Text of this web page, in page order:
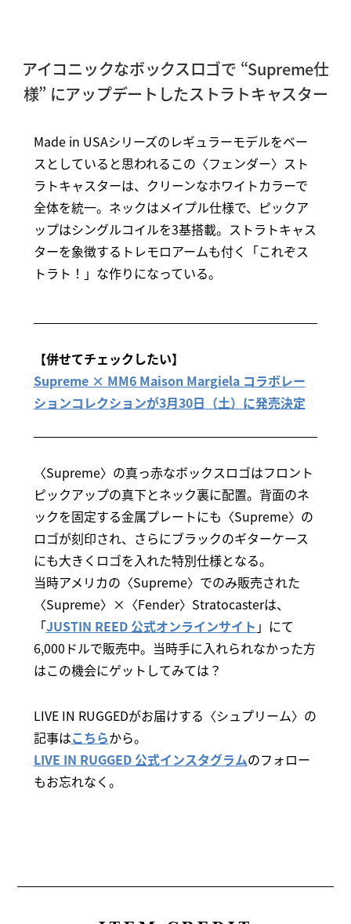
アイコニックなボックスロゴで “Supreme仕
様” にアップデートしたストラトキャスター
Made in USAシリーズのレギュラーモデルをベー
スとしていると思われるこの〈フェンダー〉スト
ラトキャスターは、クリーンなホワイトカラーで
全体を統一。ネックはメイプル仕様で、ピックア
ップはシングルコイルを3基搭載。ストラトキャス
ターを象徴するトレモロアームも付く「これぞス
トラト！」な作りになっている。
【併せてチェックしたい】
Supreme × MM6 Maison Margiela コラボレー
ションコレクションが3月30日（土）に発売決定
〈Supreme〉の真っ赤なボックスロゴはフロント
ピックアップの真下とネック裏に配置。背面のネ
ックを固定する金属プレートにも〈Supreme〉の
ロゴが刻印され、さらにブラックのギターケース
にも大きくロゴを入れた特別仕様となる。
当時アメリカの〈Supreme〉でのみ販売された
〈Supreme〉×〈Fender〉Stratocasterは、
「JUSTIN REED 公式オンラインサイト 」にて
6,000ドルで販売中。当時手に入れられなかった方
はこの機会にゲットしてみては？
LIVE IN RUGGEDがお届けする〈シュプリーム〉の
記事はこちらから。
LIVE IN RUGGED 公式インスタグラムのフォロー
もお忘れなく。